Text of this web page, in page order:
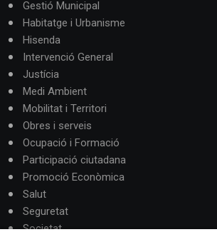
Gestió Municipal
Habitatge i Urbanisme
Hisenda
Intervenció General
Justícia
Medi Ambient
Mobilitat i Territori
Obres i serveis
Ocupació i Formació
Participació ciutadana
Promoció Econòmica
Salut
Seguretat
Societat